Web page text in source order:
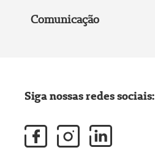
Comunicação
Siga nossas redes sociais: